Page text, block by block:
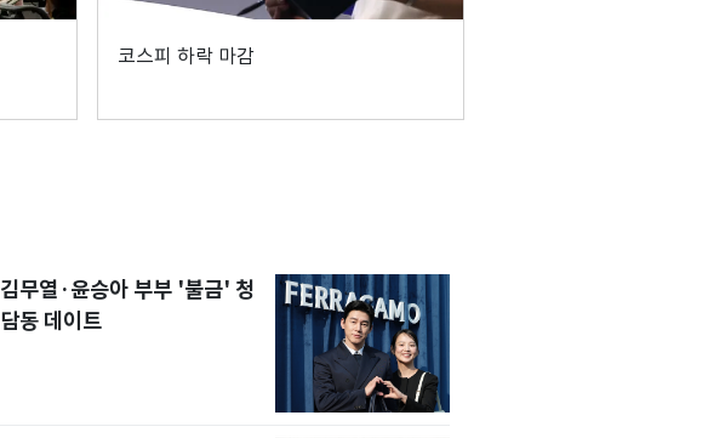
코스피 하락 마감
김무열·윤승아 부부 '불금' 청
담동 데이트